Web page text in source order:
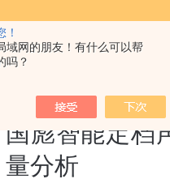
！
域网的朋友！有什么可以帮
吗？
13组存储 液体能量分析
国彪智能定档
量分析